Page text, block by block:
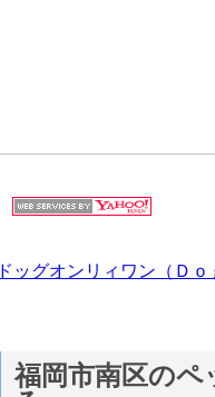
ドッグオンリィワン（Ｄ
福岡市南区の